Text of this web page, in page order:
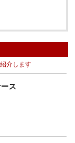
介します
ス